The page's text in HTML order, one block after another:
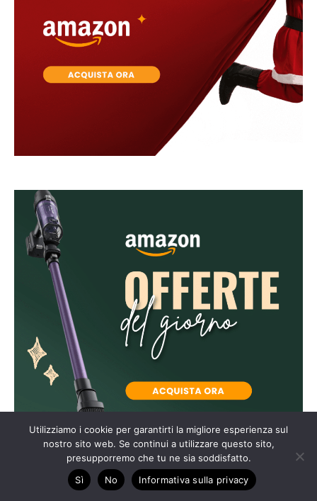
Utilizziamo i cookie per garantirti la migliore esperienza sul
nostro sito web. Se continui a utilizzare questo sito,
presupporremo che tu ne sia soddisfatto.
Sì
No Informativa sulla privacy